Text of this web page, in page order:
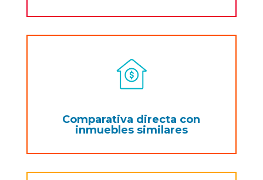
Comparativa directa con
inmuebles similares